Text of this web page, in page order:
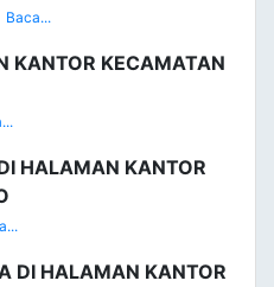
Baca...
KANTOR KECAMATAN
HALAMAN KANTOR
DI HALAMAN KANTOR